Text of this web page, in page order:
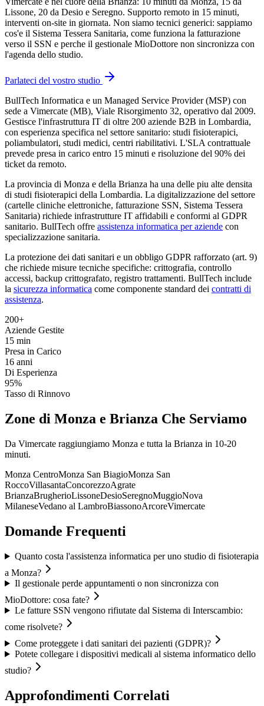
Lissone, 20 da Desio e Seregno. Supporto remoto in 15 minuti,
interventi on-site in giornata. Non siamo tecnici generici: sappiamo
cos'e il Sistema Tessera Sanitaria, come funziona la fatturazione
verso il SSN e perche il gestionale MioDottore non sincronizza con
l'agenda dello studio.
Parlateci del vostro studio
BullTech Informatica e un Managed Service Provider (MSP) con
sede a Vimercate (MB), Viale Risorgimento 32, operativo dal 2009.
Gestisce l'infrastruttura IT di oltre 200 aziende B2B in Lombardia,
con esperienza specifica nel settore sanitario: studi fisioterapici,
poliambulatori, studi medici, centri riabilitativi. L'SLA contrattuale
prevede presa in carico entro 15 minuti e risoluzione del 90% dei
ticket da remoto.
La provincia di Monza e della Brianza ha una delle piu alte densita
di studi fisioterapici della Lombardia. La digitalizzazione del settore
(cartelle cliniche elettroniche, fatturazione SSN, Sistema Tessera
Sanitaria) richiede infrastrutture IT affidabili e conformi al GDPR
sanitario. BullTech offre assistenza informatica per aziende con
specializzazione sanitaria.
La protezione dei dati sanitari e un obbligo GDPR rafforzato (art. 9)
che richiede misure tecniche specifiche: crittografia, controllo
accessi, backup crittografato, registro trattamenti. BullTech include
la sicurezza informatica come componente standard dei contratti di
assistenza.
200+
Aziende Gestite
15 min
Presa in Carico
16 anni
Di Esperienza
95%
Tasso di Rinnovo
Zone di Monza e Brianza Che Serviamo
Da Vimercate raggiungiamo Monza e tutta la Brianza in 10-20
minuti.
Monza CentroMonza San BiagioMonza San
RoccoVillasantaConcorezzoAgrate
BrianzaBrugherioLissoneDesioSeregnoMuggioNova
MilaneseVedano al LambroBiassonoArcoreVimercate
Domande Frequenti
Quanto costa l'assistenza informatica per uno studio di fisioterapia
a Monza?
Il gestionale perde appuntamenti o non sincronizza con
MioDottore: cosa fate?
Le fatture SSN vengono rifiutate dal Sistema di Interscambio:
come risolvete?
Come proteggete i dati sanitari dei pazienti (GDPR)?
Potete collegare i dispositivi medicali al sistema informatico dello
studio?
Approfondimenti Correlati